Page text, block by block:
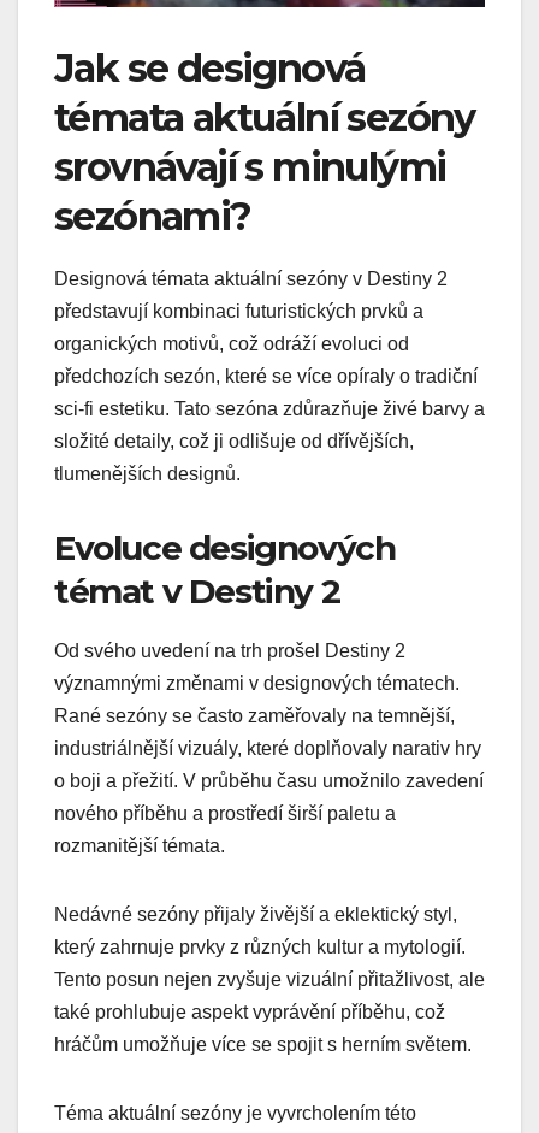
Jak se designová
témata aktuální sezóny
srovnávají s minulými
sezónami?
Designová témata aktuální sezóny v Destiny 2
představují kombinaci futuristických prvků a
organických motivů, což odráží evoluci od
předchozích sezón, které se více opíraly o tradiční
sci-fi estetiku. Tato sezóna zdůrazňuje živé barvy a
složité detaily, což ji odlišuje od dřívějších,
tlumenějších designů.
Evoluce designových
témat v Destiny 2
Od svého uvedení na trh prošel Destiny 2
významnými změnami v designových tématech.
Rané sezóny se často zaměřovaly na temnější,
industriálnější vizuály, které doplňovaly narativ hry
o boji a přežití. V průběhu času umožnilo zavedení
nového příběhu a prostředí širší paletu a
rozmanitější témata.
Nedávné sezóny přijaly živější a eklektický styl,
který zahrnuje prvky z různých kultur a mytologií.
Tento posun nejen zvyšuje vizuální přitažlivost, ale
také prohlubuje aspekt vyprávění příběhu, což
hráčům umožňuje více se spojit s herním světem.
Téma aktuální sezóny je vyvrcholením této